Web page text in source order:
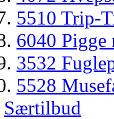
5510 Trip-
6040 Pigge
3532
5528
Særtilbud